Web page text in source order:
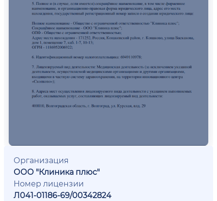
Организация
ООО "Клиника плюс"
Номер лицензии
Л041-01186-69/00342824